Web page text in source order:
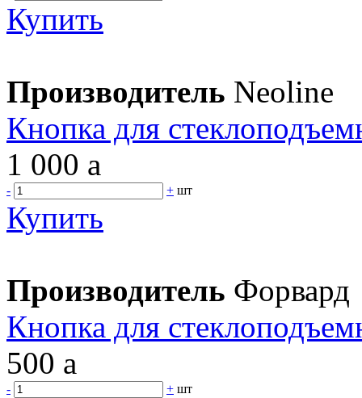
Купить
Производитель Neoline
Кнопка для
1 000 a
- + шт
Купить
Производитель Форвард
Кнопка для
500 a
- + шт